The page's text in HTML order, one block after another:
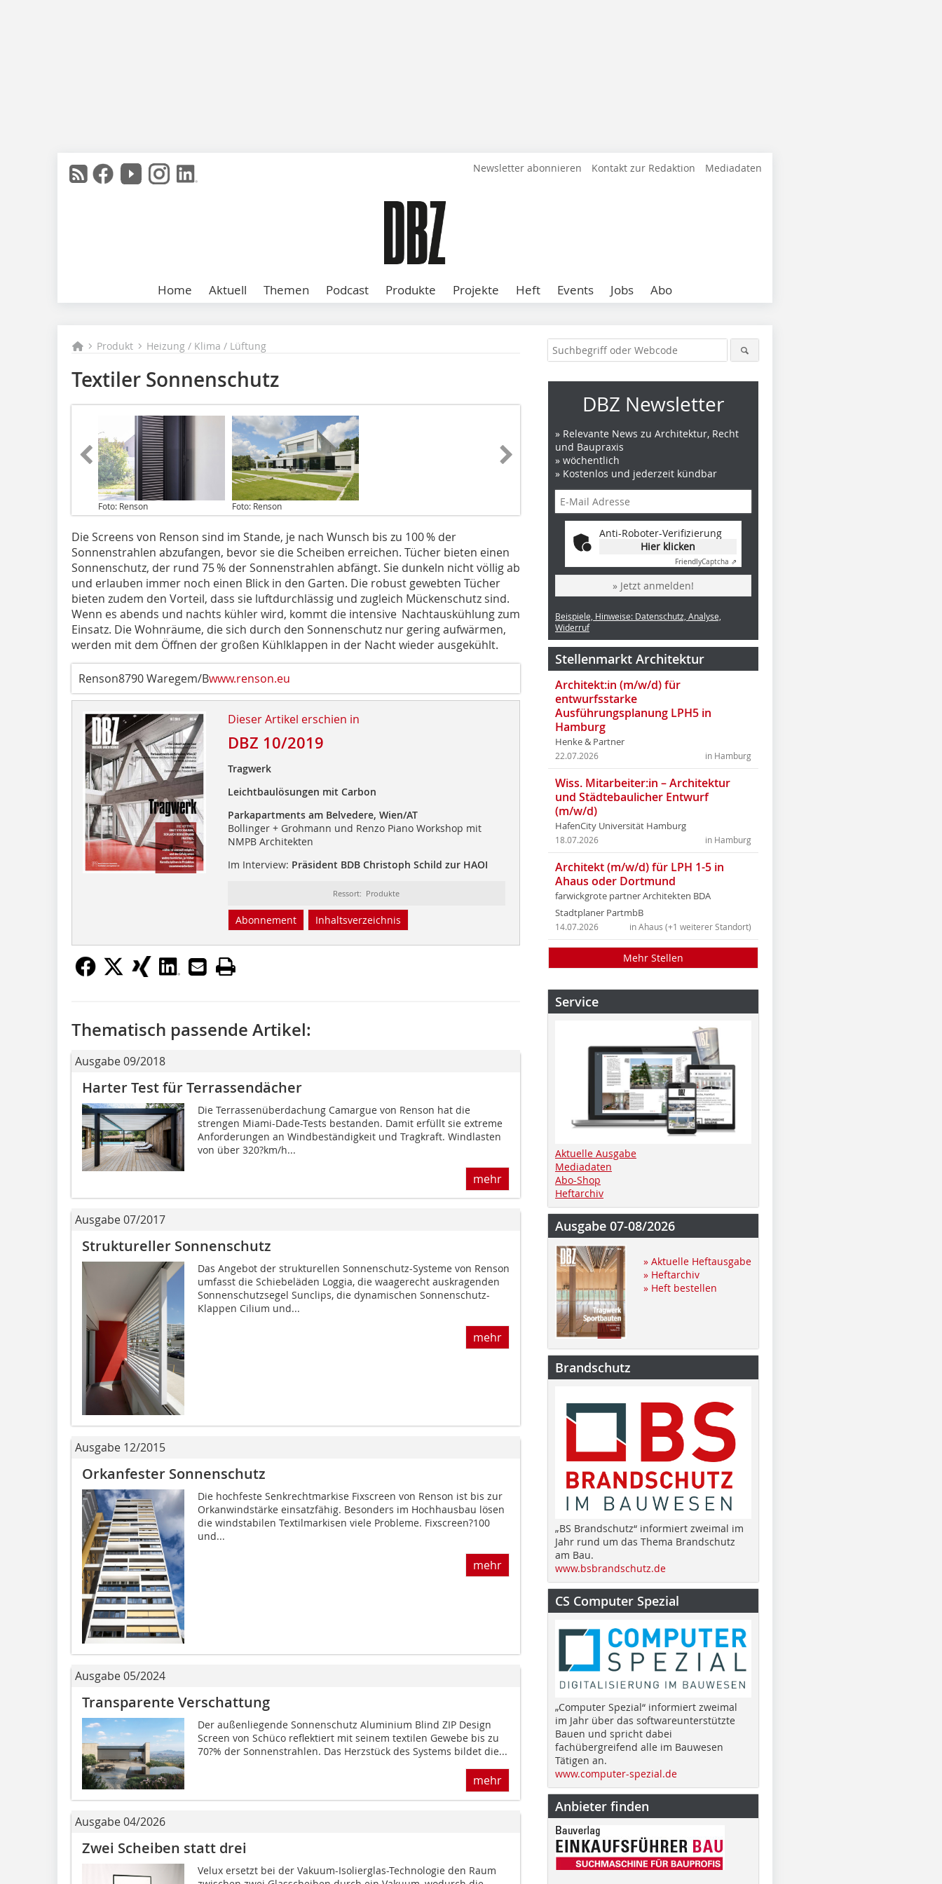
Newsletter abonnieren Kontakt zur Redaktion Mediadaten
Home Aktuell Themen Podcast Produkte Projekte Heft Events Jobs Abo
Produkt Heizung / Klima / Lüftung
Textiler Sonnenschutz
Foto: Renson Foto: Renson
Die Screens von Renson sind im Stande, je nach Wunsch bis zu 100 % der
Sonnenstrahlen abzufangen, bevor sie die Scheiben erreichen. Tücher bieten einen
Sonnenschutz, der rund 75 % der Sonnenstrahlen abfängt. Sie dunkeln nicht völlig ab
und erlauben immer noch einen Blick in den Garten. Die robust gewebten Tücher
bieten zudem den Vorteil, dass sie luftdurchlässig und zugleich Mückenschutz sind.
Wenn es abends und nachts kühler wird, kommt die intensive Nachtauskühlung zum
Einsatz. Die Wohnräume, die sich durch den Sonnenschutz nur gering aufwärmen,
werden mit dem Öffnen der großen Kühlklappen in der Nacht wieder ausgekühlt.
Renson8790 Waregem/Bwww.renson.eu
Dieser Artikel erschien in
DBZ 10/2019
Tragwerk
Leichtbaulösungen mit Carbon
Parkapartments am Belvedere, Wien/AT
Bollinger + Grohmann und Renzo Piano Workshop mit
NMPB Architekten
Im Interview: Präsident BDB Christoph Schild zur HAOI
Ressort: Produkte
Abonnement Inhaltsverzeichnis
Thematisch passende Artikel:
Ausgabe 09/2018
Harter Test für Terrassendächer
Die Terrassenüberdachung Camargue von Renson hat die
strengen Miami-Dade-Tests bestanden. Damit erfüllt sie extreme
Anforderungen an Windbeständigkeit und Tragkraft. Windlasten
von über 320?km/h...
mehr
Ausgabe 07/2017
Struktureller Sonnenschutz
Das Angebot der strukturellen Sonnenschutz-Systeme von Renson
umfasst die Schiebeläden Loggia, die waagerecht auskragenden
Sonnenschutzsegel Sunclips, die dynamischen Sonnenschutz-
Klappen Cilium und...
mehr
Ausgabe 12/2015
Orkanfester Sonnenschutz
Die hochfeste Senkrechtmarkise Fixscreen von Renson ist bis zur
Orkanwindstärke einsatzfähig. Besonders im Hochhausbau lösen
die windstabilen Textilmarkisen viele Probleme. Fixscreen?100
und...
mehr
Ausgabe 05/2024
Transparente Verschattung
Der außenliegende Sonnenschutz Aluminium Blind ZIP Design
Screen von Schüco reflektiert mit seinem textilen Gewebe bis zu
70?% der Sonnenstrahlen. Das Herzstück des Systems bildet die...
mehr
Ausgabe 04/2026
Zwei Scheiben statt drei
Velux ersetzt bei der Vakuum-Isolierglas-Technologie den Raum
DBZ Newsletter
» Relevante News zu Architektur, Recht
und Baupraxis
» wöchentlich
» Kostenlos und jederzeit kündbar
Anti-Roboter-Verifizierung
Hier klicken
FriendlyCaptcha ⇗
» Jetzt anmelden!
Beispiele, Hinweise: Datenschutz, Analyse,
Widerruf
Stellenmarkt Architektur
Architekt:in (m/w/d) für
entwurfsstarke
Ausführungsplanung LPH5 in
Hamburg
Henke & Partner
in Hamburg
22.07.2026
Wiss. Mitarbeiter:in – Architektur
und Städtebaulicher Entwurf
(m/w/d)
HafenCity Universität Hamburg
in Hamburg
18.07.2026
Architekt (m/w/d) für LPH 1-5 in
Ahaus oder Dortmund
farwickgrote partner Architekten BDA
Stadtplaner PartmbB
in Ahaus (+1 weiterer Standort)
14.07.2026
Mehr Stellen
Service
Aktuelle Ausgabe
Mediadaten
Abo-Shop
Heftarchiv
Ausgabe 07-08/2026
» Aktuelle Heftausgabe
» Heftarchiv
» Heft bestellen
Brandschutz
„BS Brandschutz“ informiert zweimal im
Jahr rund um das Thema Brandschutz
am Bau.
www.bsbrandschutz.de
CS Computer Spezial
„Computer Spezial“ informiert zweimal
im Jahr über das softwareunterstützte
Bauen und spricht dabei
fachübergreifend alle im Bauwesen
Tätigen an.
www.computer-spezial.de
Anbieter finden